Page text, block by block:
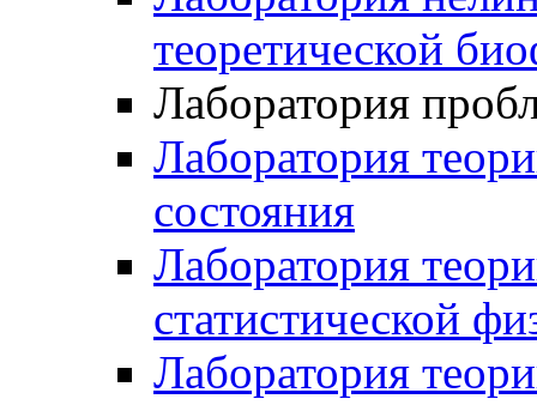
теоретической
Лаборатория
Лаборатория
состояния
Лаборатория
статистической
Лаборатория